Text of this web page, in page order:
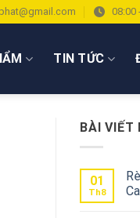
08:00
TIN TỨC
BÀI VIẾT
01
Th8